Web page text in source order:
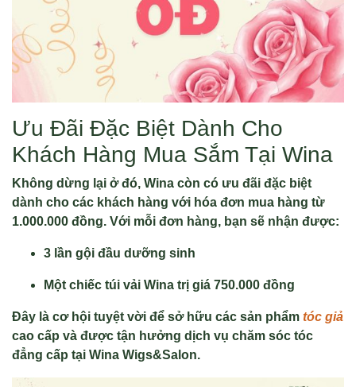
Ưu Đãi Đặc Biệt Dành Cho
Khách Hàng Mua Sắm Tại Wina
Không dừng lại ở đó, Wina còn có ưu đãi đặc biệt
dành cho các khách hàng với hóa đơn mua hàng từ
1.000.000 đồng. Với mỗi đơn hàng, bạn sẽ nhận được:
3 lần gội đầu dưỡng sinh
Một chiếc túi vải Wina trị giá 750.000 đồng
Đây là cơ hội tuyệt vời để sở hữu các sản phẩm tóc giả
cao cấp và được tận hưởng dịch vụ chăm sóc tóc
đẳng cấp tại Wina Wigs&Salon.